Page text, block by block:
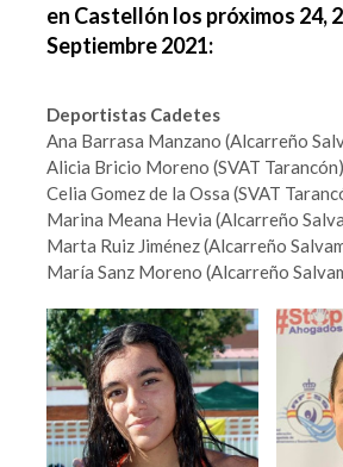
en Castellón los próximos 24,
Septiembre 2021:
Deportistas Cadetes
Ana Barrasa Manzano (Alcarreño
Alicia Bricio Moreno (SVAT Tarancón)
Celia Gomez de la Ossa (SVAT
Marina Meana Hevia (Alcarreño
Marta Ruiz Jiménez (Alcarreño
María Sanz Moreno (Alcarreño